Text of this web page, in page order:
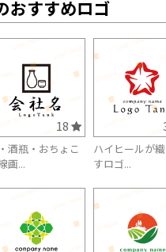
おすすめロゴ
18
酒瓶・おちょこ
画...
ハイヒールが
すロゴ...